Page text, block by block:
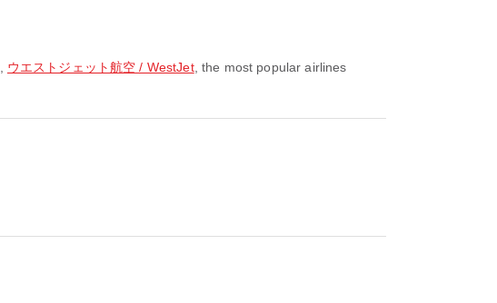
ウエストジェット航空 / WestJet, the most popular airlines